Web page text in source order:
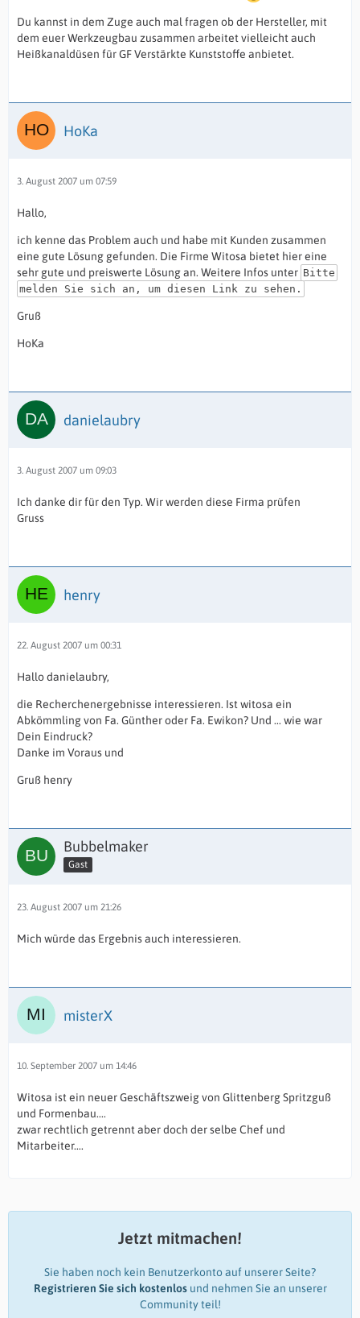
Du kannst in dem Zuge auch mal fragen ob der Hersteller, mit
dem euer Werkzeugbau zusammen arbeitet vielleicht auch
Heißkanaldüsen für GF Verstärkte Kunststoffe anbietet.
HoKa
3. August 2007 um 07:59
Hallo,
ich kenne das Problem auch und habe mit Kunden zusammen
eine gute Lösung gefunden. Die Firme Witosa bietet hier eine
sehr gute und preiswerte Lösung an. Weitere Infos unter Bitte
melden Sie sich an, um diesen Link zu sehen.
Gruß
HoKa
danielaubry
3. August 2007 um 09:03
Ich danke dir für den Typ. Wir werden diese Firma prüfen
Gruss
henry
22. August 2007 um 00:31
Hallo danielaubry,
die Recherchenergebnisse interessieren. Ist witosa ein
Abkömmling von Fa. Günther oder Fa. Ewikon? Und ... wie war
Dein Eindruck?
Danke im Voraus und
Gruß henry
Bubbelmaker
Gast
23. August 2007 um 21:26
Mich würde das Ergebnis auch interessieren.
misterX
10. September 2007 um 14:46
Witosa ist ein neuer Geschäftszweig von Glittenberg Spritzguß
und Formenbau....
zwar rechtlich getrennt aber doch der selbe Chef und
Mitarbeiter....
Jetzt mitmachen!
Sie haben noch kein Benutzerkonto auf unserer Seite?
Registrieren Sie sich kostenlosund nehmen Sie an unserer
Community teil!